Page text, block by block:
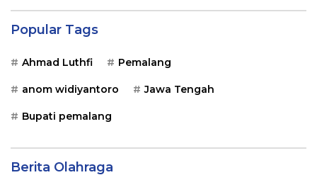
Popular Tags
Ahmad Luthfi Pemalang
anom widiyantoro Jawa Tengah
Bupati pemalang
Berita Olahraga